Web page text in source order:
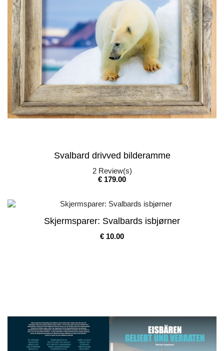
Svalbard drivved bilderamme
2Review(s)
Pris
€ 179.00
Skjermsparer: Svalbards isbjørner
Pris
€ 10.00